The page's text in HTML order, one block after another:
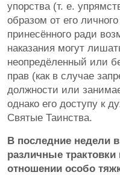
упорства (т. е.
образом от его
принесённого ради
наказания могут
неопредёленный или
прав (как в случае
должности или
однако его доступу к
Святые Таинства.
В последние недели
различные
отношении особо